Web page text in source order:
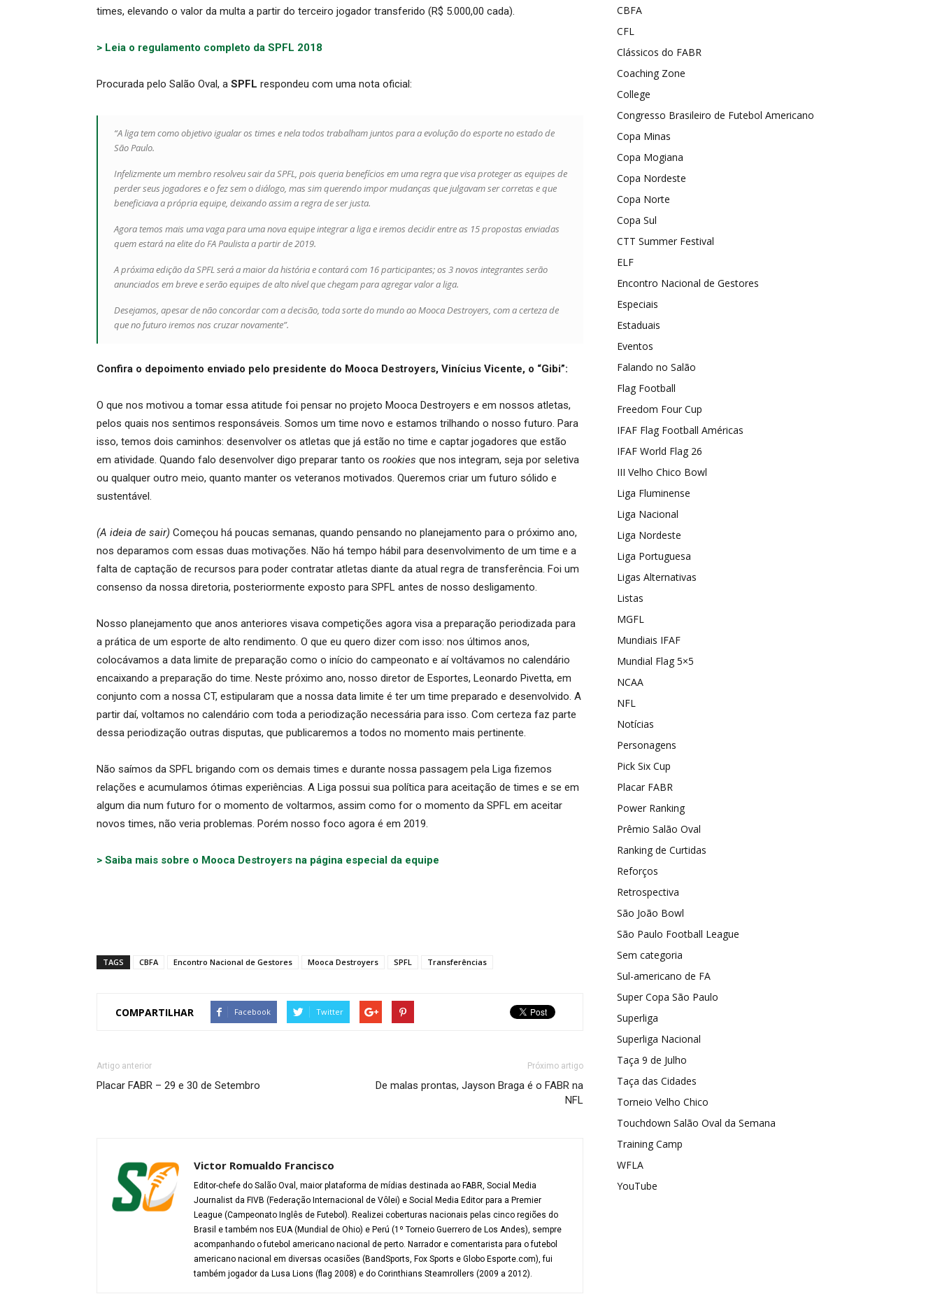
times, elevando o valor da multa a partir do terceiro jogador transferido (R$ 5.000,00 cada).
> Leia o regulamento completo da SPFL 2018
Procurada pelo Salão Oval, a SPFL respondeu com uma nota oficial:
“A liga tem como objetivo igualar os times e nela todos trabalham juntos para a evolução do esporte no estado de
São Paulo.
Infelizmente um membro resolveu sair da SPFL, pois queria benefícios em uma regra que visa proteger as equipes de
perder seus jogadores e o fez sem o diálogo, mas sim querendo impor mudanças que julgavam ser corretas e que
beneficiava a própria equipe, deixando assim a regra de ser justa.
Agora temos mais uma vaga para uma nova equipe integrar a liga e iremos decidir entre as 15 propostas enviadas
quem estará na elite do FA Paulista a partir de 2019.
A próxima edição da SPFL será a maior da história e contará com 16 participantes; os 3 novos integrantes serão
anunciados em breve e serão equipes de alto nível que chegam para agregar valor a liga.
Desejamos, apesar de não concordar com a decisão, toda sorte do mundo ao Mooca Destroyers, com a certeza de
que no futuro iremos nos cruzar novamente”.
Confira o depoimento enviado pelo presidente do Mooca Destroyers, Vinícius Vicente, o “Gibi”:
O que nos motivou a tomar essa atitude foi pensar no projeto Mooca Destroyers e em nossos atletas,
pelos quais nos sentimos responsáveis. Somos um time novo e estamos trilhando o nosso futuro. Para
isso, temos dois caminhos: desenvolver os atletas que já estão no time e captar jogadores que estão
em atividade. Quando falo desenvolver digo preparar tanto os rookies que nos integram, seja por seletiva
ou qualquer outro meio, quanto manter os veteranos motivados. Queremos criar um futuro sólido e
sustentável.
(A ideia de sair) Começou há poucas semanas, quando pensando no planejamento para o próximo ano,
nos deparamos com essas duas motivações. Não há tempo hábil para desenvolvimento de um time e a
falta de captação de recursos para poder contratar atletas diante da atual regra de transferência. Foi um
consenso da nossa diretoria, posteriormente exposto para SPFL antes de nosso desligamento.
Nosso planejamento que anos anteriores visava competições agora visa a preparação periodizada para
a prática de um esporte de alto rendimento. O que eu quero dizer com isso: nos últimos anos,
colocávamos a data limite de preparação como o início do campeonato e aí voltávamos no calendário
encaixando a preparação do time. Neste próximo ano, nosso diretor de Esportes, Leonardo Pivetta, em
conjunto com a nossa CT, estipularam que a nossa data limite é ter um time preparado e desenvolvido. A
partir daí, voltamos no calendário com toda a periodização necessária para isso. Com certeza faz parte
dessa periodização outras disputas, que publicaremos a todos no momento mais pertinente.
Não saímos da SPFL brigando com os demais times e durante nossa passagem pela Liga fizemos
relações e acumulamos ótimas experiências. A Liga possui sua política para aceitação de times e se em
algum dia num futuro for o momento de voltarmos, assim como for o momento da SPFL em aceitar
novos times, não veria problemas. Porém nosso foco agora é em 2019.
> Saiba mais sobre o Mooca Destroyers na página especial da equipe
TAGS CBFA Encontro Nacional de Gestores Mooca Destroyers SPFL Transferências
COMPARTILHAR Facebook Twitter
Artigo anterior
Placar FABR – 29 e 30 de Setembro
Próximo artigo
De malas prontas, Jayson Braga é o FABR na
NFL
Victor Romualdo Francisco
Editor-chefe do Salão Oval, maior plataforma de mídias destinada ao FABR, Social Media
Journalist da FIVB (Federação Internacional de Vôlei) e Social Media Editor para a Premier
League (Campeonato Inglês de Futebol). Realizei coberturas nacionais pelas cinco regiões do
Brasil e também nos EUA (Mundial de Ohio) e Perú (1º Torneio Guerrero de Los Andes), sempre
acompanhando o futebol americano nacional de perto. Narrador e comentarista para o futebol
americano nacional em diversas ocasiões (BandSports, Fox Sports e Globo Esporte.com), fui
também jogador da Lusa Lions (flag 2008) e do Corinthians Steamrollers (2009 a 2012).
CBFA
CFL
Clássicos do FABR
Coaching Zone
College
Congresso Brasileiro de Futebol Americano
Copa Minas
Copa Mogiana
Copa Nordeste
Copa Norte
Copa Sul
CTT Summer Festival
ELF
Encontro Nacional de Gestores
Especiais
Estaduais
Eventos
Falando no Salão
Flag Football
Freedom Four Cup
IFAF Flag Football Américas
IFAF World Flag 26
III Velho Chico Bowl
Liga Fluminense
Liga Nacional
Liga Nordeste
Liga Portuguesa
Ligas Alternativas
Listas
MGFL
Mundiais IFAF
Mundial Flag 5×5
NCAA
NFL
Notícias
Personagens
Pick Six Cup
Placar FABR
Power Ranking
Prêmio Salão Oval
Ranking de Curtidas
Reforços
Retrospectiva
São João Bowl
São Paulo Football League
Sem categoria
Sul-americano de FA
Super Copa São Paulo
Superliga
Superliga Nacional
Taça 9 de Julho
Taça das Cidades
Torneio Velho Chico
Touchdown Salão Oval da Semana
Training Camp
WFLA
YouTube